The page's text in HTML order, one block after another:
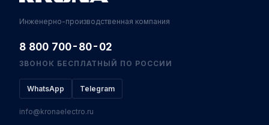
Инженерно-производственная компания
8 800 700-80-02
ЗВОНОК БЕСПЛАТНЫЙ ПО РОССИИ
WhatsApp Telegram
info@kronaelectro.ru